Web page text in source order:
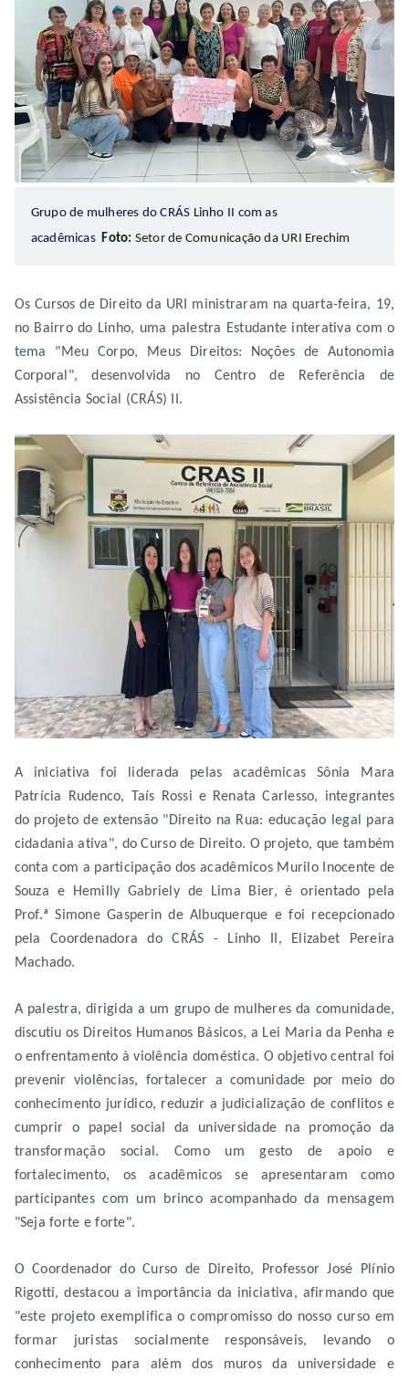
Grupo de mulheres do CRÁS Linho II com as
acadêmicasFoto: Setor de Comunicação da URI Erechim
Os Cursos de Direito da URI ministraram na quarta-feira, 19,
no Bairro do Linho, uma palestra Estudante interativa com o
tema "Meu Corpo, Meus Direitos: Noções de Autonomia
Corporal", desenvolvida no Centro de Referência de
Assistência Social (CRÁS) II.
A iniciativa foi liderada pelas acadêmicas Sônia Mara
Patrícia Rudenco, Taís Rossi e Renata Carlesso, integrantes
do projeto de extensão "Direito na Rua: educação legal para
cidadania ativa", do Curso de Direito. O projeto, que também
conta com a participação dos acadêmicos Murilo Inocente de
Souza e Hemilly Gabriely de Lima Bier, é orientado pela
Prof.ª Simone Gasperin de Albuquerque e foi recepcionado
pela Coordenadora do CRÁS - Linho II, Elizabet Pereira
Machado.
A palestra, dirigida a um grupo de mulheres da comunidade,
discutiu os Direitos Humanos Básicos, a Lei Maria da Penha e
o enfrentamento à violência doméstica. O objetivo central foi
prevenir violências, fortalecer a comunidade por meio do
conhecimento jurídico, reduzir a judicialização de conflitos e
cumprir o papel social da universidade na promoção da
transformação social. Como um gesto de apoio e
fortalecimento, os acadêmicos se apresentaram como
participantes com um brinco acompanhado da mensagem
"Seja forte e forte".
O Coordenador do Curso de Direito, Professor José Plínio
Rigotti, destacou a importância da iniciativa, afirmando que
"este projeto exemplifica o compromisso do nosso curso em
formar juristas socialmente responsáveis, levando o
conhecimento para além dos muros da universidade e